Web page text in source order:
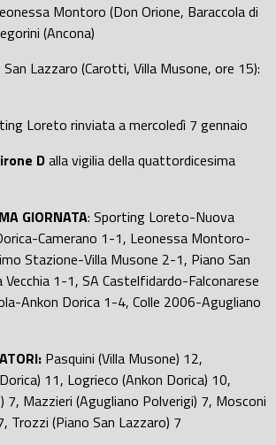
Montoro (Don Orione, Baraccola di
(Ancona)
Lazzaro (Carotti, Villa Musone, ore 15):
Loreto rinviata a mercoledì 7 gennaio
Dalla vigilia della quattordicesima
GIORNATA: Sporting Loreto-Nuova
Camerano 1-1, Leonessa Montoro-
Stazione-Villa Musone 2-1, Piano San
1-1, SA Castelfidardo-Falconarese
Ankon Dorica 1-4, Colle 2006-Agugliano
Pasquini (Villa Musone) 12,
11, Logrieco (Ankon Dorica) 10,
7, Mazzieri (Agugliano Polverigi) 7, Mosconi
Trozzi (Piano San Lazzaro) 7